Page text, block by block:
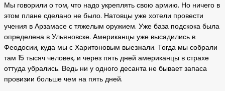
Мы говорили о том, что надо укреплять свою армию. Но ничего в
этом плане сделано не было. Натовцы уже хотели провести
учения в Арзамасе с тяжелым оружием. Уже база подскока была
определена в Ульяновске. Американцы уже высадились в
Феодосии, куда мы с Харитоновым выезжали. Тогда мы собрали
там 15 тысяч человек, и через пять дней американцы в страхе
оттуда убрались. Ведь ни у одного десанта не бывает запаса
провизии больше чем на пять дней.